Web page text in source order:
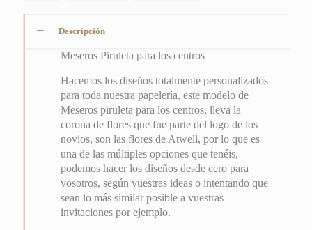
Descripción
Meseros Piruleta para los centros
Hacemos los diseños totalmente personalizados
para toda nuestra papelería, este modelo de
Meseros piruleta para los centros, lleva la
corona de flores que fue parte del logo de los
novios, son las flores de Atwell, por lo que es
una de las múltiples opciones que tenéis,
podemos hacer los diseños desde cero para
vosotros, según vuestras ideas o intentando que
sean lo más similar posible a vuestras
invitaciones por ejemplo.